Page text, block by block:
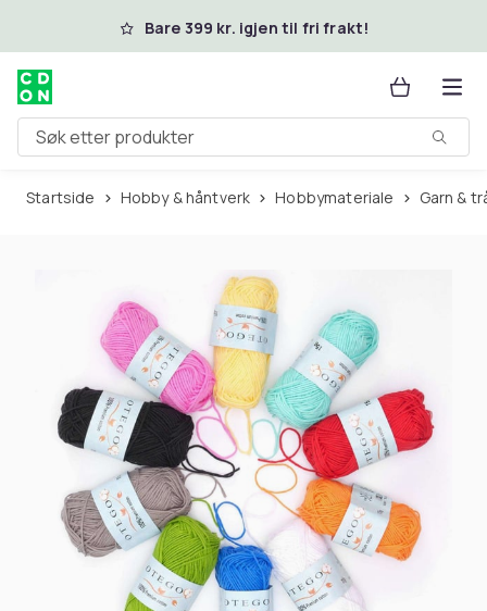
Hopp til hovedinnholdBare 399 kr. igjen til fri frakt!
Søk etter produkter
Startside Hobby & håntverk Hobbymateriale Garn &